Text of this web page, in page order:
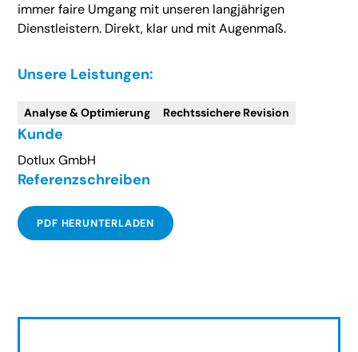
immer faire Umgang mit unseren langjährigen
Dienstleistern. Direkt, klar und mit Augenmaß.
Unsere Leistungen:
Analyse & Optimierung Rechtssichere Revision
Kunde
Dotlux GmbH
Referenzschreiben
PDF HERUNTERLADEN